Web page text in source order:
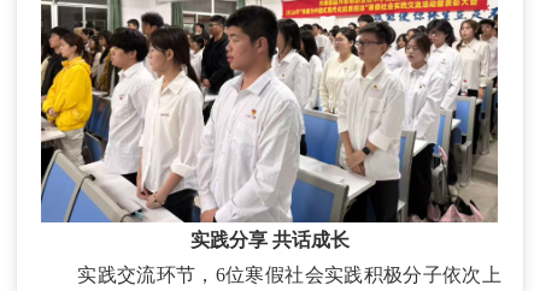
实践分享 共话成长
实践交流环节， 6位寒假社会实践积极分子依次上